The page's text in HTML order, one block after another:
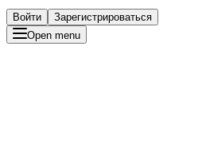
Войти
Зарегистрироваться
Open menu